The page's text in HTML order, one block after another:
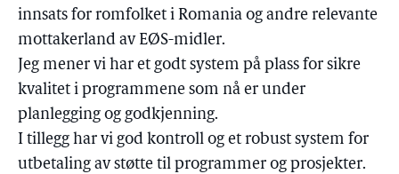
innsats for romfolket i Romania og andre relevante
mottakerland av EØS-midler.
Jeg mener vi har et godt system på plass for sikre
kvalitet i programmene som nå er under
planlegging og godkjenning.
I tillegg har vi god kontroll og et robust system for
utbetaling av støtte til programmer og prosjekter.